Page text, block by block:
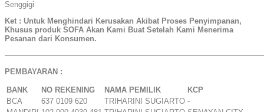
Senggigi
Ket : Untuk Menghindari Kerusakan Akibat Proses Penyimpanan,
Khusus produk SOFA Akan Kami Buat Setelah Kami Menerima
Pesanan dari Konsumen.
PEMBAYARAN :
BANK NO REKENING NAMA PEMILIK
KCP
BCA
637 0109 620 TRIHARINI SUGIARTO -